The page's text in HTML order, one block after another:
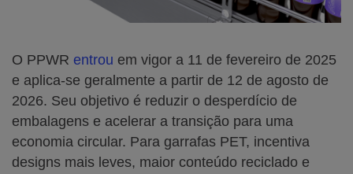
O PPWR entrou em vigor a 11 de fevereiro de 2025
e aplica-se geralmente a partir de 12 de agosto de
2026. Seu objetivo é reduzir o desperdício de
embalagens e acelerar a transição para uma
economia circular. Para garrafas PET, incentiva
designs mais leves, maior conteúdo reciclado e